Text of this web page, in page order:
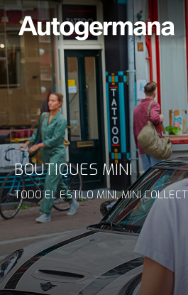
BOUTIQUES MINI
TODO EL ESTILO MINI, MINI